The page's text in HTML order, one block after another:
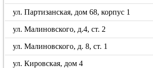
ул. Партизанская, дом 68, корпус 1
ул. Малиновского, д.4, ст. 2
ул. Малиновского, д. 8, ст. 1
ул. Кировская, дом 4